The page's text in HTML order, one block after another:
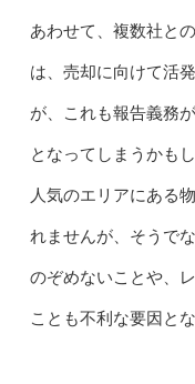
あわせて、複数社と
は、売却に向けて活
が、これも報告義務
となってしまうかも
人気のエリアにある
れませんが、そうで
のぞめないことや、
ことも不利な要因と